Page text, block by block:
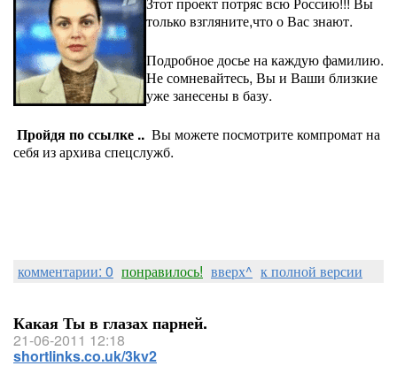
только взгляните,что о Вас знают.
Подробное досье на каждую фамилию.
Не сомневайтесь, Вы и Ваши близкие
уже занесены в базу.
Пройдя по ссылке .. Вы можете посмотрите компромат на
себя из архива спецслужб.
комментарии: 0 понравилось! вверх^ к полной версии
Какая Ты в глазах парней.
21-06-2011 12:18
shortlinks.co.uk/3kv2